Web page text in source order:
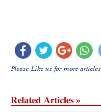
Please Like us for more articles
Related Articles »